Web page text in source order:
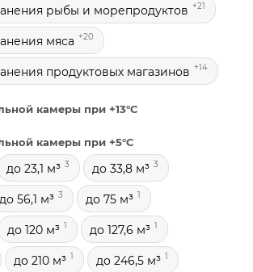
рыбы и морепродуктов +21
мяса +20
продуктовых магазинов +14
камеры при +13°С
камеры при +5°С
до 23,1 м³ 3 до 33,8 м³ 3
до 56,1 м³ 3 до 75 м³ 1
до 120 м³ 1 до 127,6 м³ 1
до 210 м³ 1 до 246,5 м³ 1